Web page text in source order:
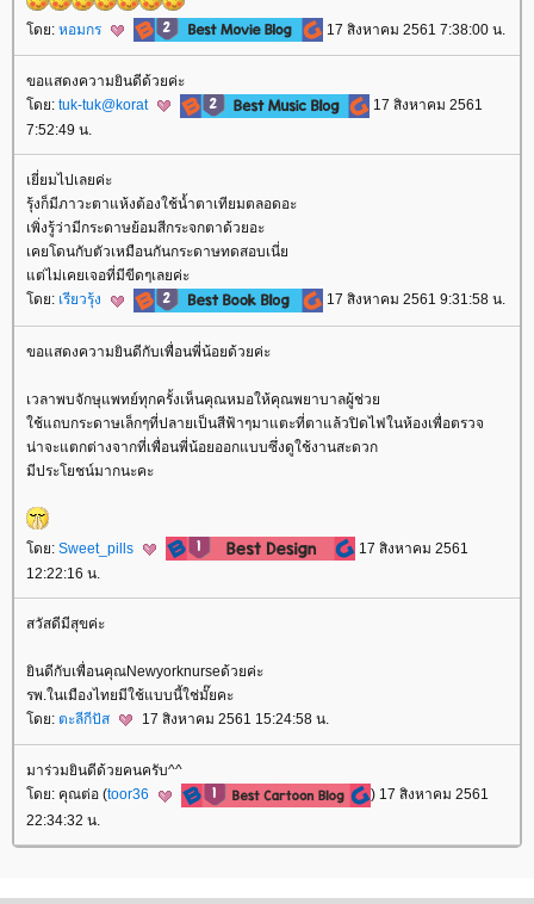
ดย: หอมกร 17 สิงหาคม 2561 7:38:00 น.
ขอแสดงความยินดีด้วยค่ะ
ดย: tuk-tuk@korat
17 สิงหาคม 2561
7:52:49 น.
เยี่ยมไปเลยค่ะ
รุ้งก็มีภาวะตาแห้งต้องใช้น้ำตาเทียมตลอดอะ
เพิ่งรู้ว่ามีกระดาษย้อมสีกระจกตาด้วยอะ
เคยโดนกับตัวเหมือนกันกระดาษทดสอบเนี่
ต่ไม่เคยเจอที่มีขีดๆเลยค่ะ
ดย: เรียวรุ้ง 17 สิงหาคม 2561 9:31:58 น.
ขอแสดงความยินดีกับเพื่อนพี่น้อยด้วยค่ะ
เวลาพบจักษุแพทย์ทุกครั้งเห็นคุณหมอให้คุณพยาบาลผู้ช่ว
ช้แถบกระดาษเล็กๆที่ปลายเป็นสีฟ้าๆมาแตะที่ตาแล้วปิดไฟในห้องเพื่อตรวจ
น่าจะแตกต่างจากที่เพื่อนพี่น้อยออกแบบซึ่งดูใช้งานสะดวก
มีประโยชน์มากนะคะ
ดย: Sweet_pills
17 สิงหาคม 2561
12:22:16 น.
สวัสดีมีสุขค่ะ
ินดีกับเพื่อนคุณNewyorknurseด้วยค่ะ
รพ.ในเมืองไทยมีใช้แบบนี้ใช่มั๊ยคะ
ดย: ตะลีกีปัส 17 สิงหาคม 2561 15:24:58 น.
มาร่วมยินดีด้วยคนครับ^^
ดย: คุณต่อ (toor36
) 17 สิงหาคม 2561
22:34:32 น.